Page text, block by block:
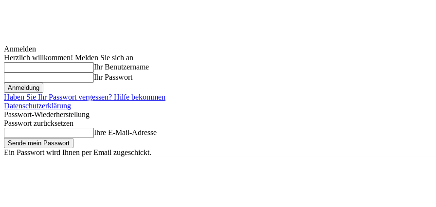
Anmelden
Herzlich willkommen! Melden Sie sich an
Ihr Benutzername
Ihr Passwort
Haben Sie Ihr Passwort vergessen? Hilfe bekommen
Datenschutzerklärung
Passwort-Wiederherstellung
Passwort zurücksetzen
Ihre E-Mail-Adresse
Ein Passwort wird Ihnen per Email zugeschickt.